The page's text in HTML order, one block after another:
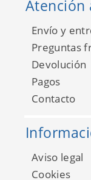
Arber DL26701
Atención
Envío y
Preguntas
Devolución
Pagos
Contacto
Aviso legal
Cookies